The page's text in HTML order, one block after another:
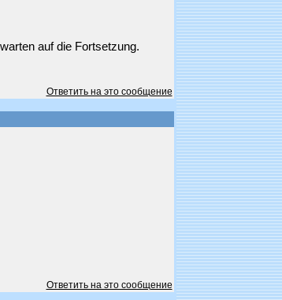
auf die Fortsetzung.
Ответить на это сообщение
Ответить на это сообщение